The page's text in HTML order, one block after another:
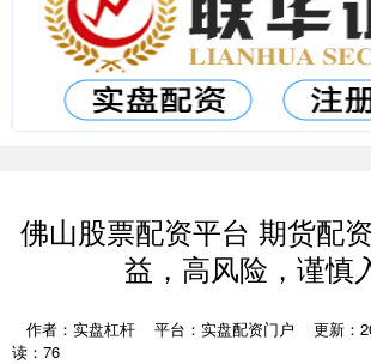
佛山股票配资平台 期货配
益，高风险，谨慎
作者：实盘杠杆 平台：实盘配资门户 更新：
读：76